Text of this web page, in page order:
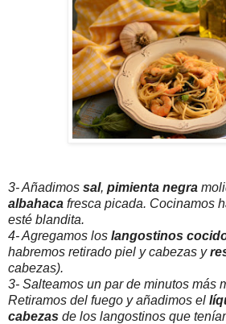
3- Añadimos sal, pimienta negra
albahaca fresca picada. Cocinamos
esté blandita.
4- Agregamos los langostinos
habremos retirado piel y cabezas y
cabezas).
3- Salteamos un par de minutos más
Retiramos del fuego y añadimos el
cabezas de los langostinos que